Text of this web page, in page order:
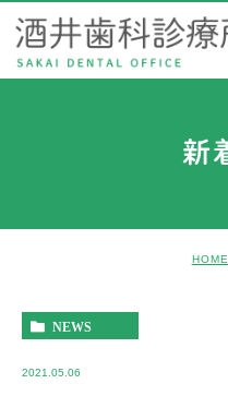
新
HOME
NEWS
2021.05.06